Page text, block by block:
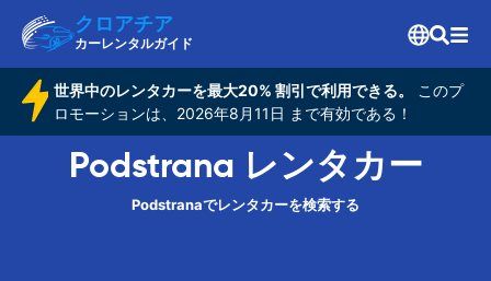
クロアチア
カーレンタルガイド
世界中のレンタカーを最大20% 割引で利用できる。
このプ
ロモーションは、2026年8月11日 まで有効である！
Podstrana レンタカー
Podstranaでレンタカーを検索する